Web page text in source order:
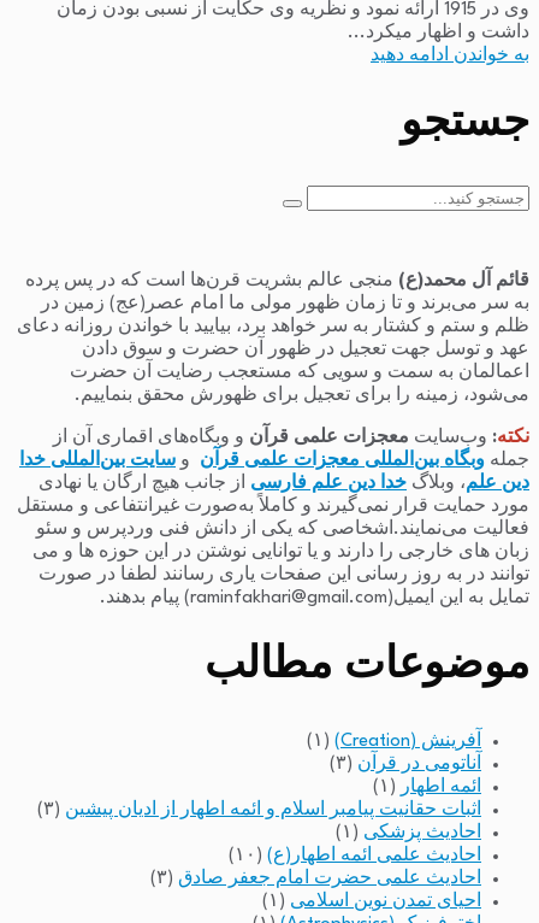
وی در 1915 ارائه نمود و نظریه وی حکایت از نسبی بودن زمان
داشت و اظهار میکرد...
به خواندن ادامه دهید
جستجو
جستجو
قائم آل محمد(ع) منجی عالم بشریت قرن‌ها است که در پس پرده
به سر می‌برند و تا زمان ظهور مولی ما امام عصر(عج) زمین در
ظلم و ستم و کشتار به سر خواهد برد، بیایید با خواندن روزانه دعای
عهد و توسل جهت تعجیل در ظهور آن حضرت و سوق دادن
اعمالمان به سمت و سویی که مستعجب رضایت آن حضرت
می‌شود، زمینه را برای تعجیل برای ظهورش محقق بنماییم.
نکته: وب‌سایت معجزات علمی قرآن و وبگاه‌های اقماری آن از
جمله وبگاه بین‌المللی معجزات علمی قرآن و سایت بین‌المللی خدا
دین علم، وبلاگ خدا دین علم فارسی از جانب هیچ ارگان یا نهادی
مورد حمایت قرار نمی‌گیرند و کاملاً به‌صورت غیرانتفاعی و مستقل
فعالیت می‌نمایند.اشخاصی که یکی از دانش فنی وردپرس و سئو
زبان های خارجی را دارند و یا توانایی نوشتن در این حوزه ها و می
توانند در به روز رسانی این صفحات یاری رسانند لطفا در صورت
تمایل به این ایمیل(raminfakhari@gmail.com) پیام بدهند.
موضوعات مطالب
آفرینش (Creation)
(۱)
آناتومی در قرآن (۳)
ائمه اطهار
(۱)
اثبات حقانیت پیامبر اسلام و ائمه اطهار از ادیان پیشین (۳)
احادیث پزشکی (۱)
احادیث علمی ائمه اطهار(ع) (۱۰)
احادیث علمی حضرت امام جعفر صادق (۳)
احیای تمدن نوین اسلامی (۱)